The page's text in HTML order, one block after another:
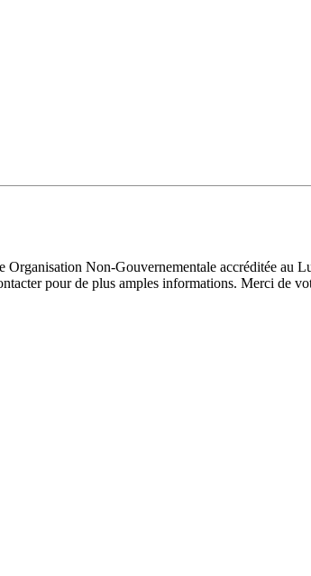
Non-Gouvernementale accréditée au
pour de plus amples informations. Merci de